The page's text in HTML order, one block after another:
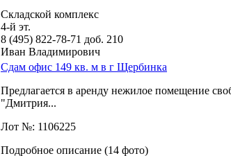
Складской комплекс
4-й эт.
8 (495) 822-78-71 доб. 210
Иван Владимирович
Сдам офис 149 кв. м в г Щербинка
Предлагается в аренду нежилое помещение
"Дмитрия...
Лот №: 1106225
Подробное описание (14 фото)